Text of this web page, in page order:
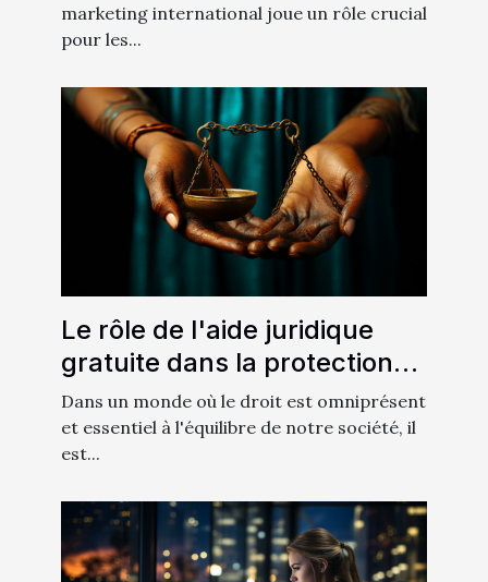
marketing international joue un rôle crucial
pour les...
Le rôle de l'aide juridique
gratuite dans la protection
des droits des citoyens
Dans un monde où le droit est omniprésent
et essentiel à l'équilibre de notre société, il
est...